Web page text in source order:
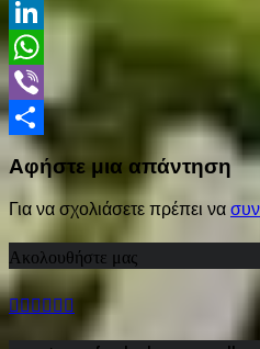
Email
LinkedIn
WhatsApp
Viber
Share
Αφήστε μια απάντηση
Για να σχολιάσετε πρέπει να
Ακολουθήστε μας